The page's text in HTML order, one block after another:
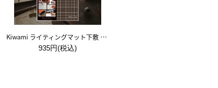
Kiwami ライティングマット下敷 A5【ブラウン&キャメル】
935円(税込)